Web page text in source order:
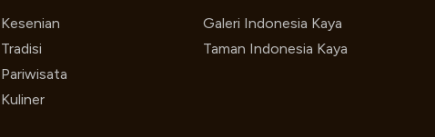
Galeri Indonesia Kaya
Taman Indonesia Kaya
Kesenian
Tradisi
Pariwisata
Kuliner